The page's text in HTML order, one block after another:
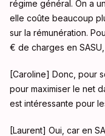
régime général . On a
elle coûte beaucoup
sur la rémunération.
€ de charges en
[Caroline] Donc, pour
pour maximiser le net
est intéressante pour
[Laurent] Oui, car en